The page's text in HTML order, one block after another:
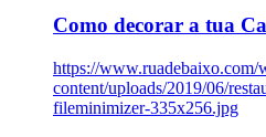
Como decorar a tua
https://www.ruadebaixo.com/
content/uploads/2019/06/
fileminimizer-335x256.jpg